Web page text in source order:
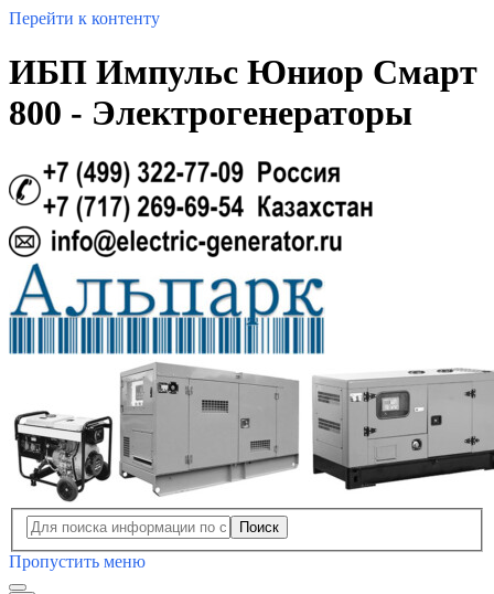
Перейти к контенту
ИБП Импульс Юниор Смарт
800 - Электрогенераторы
Поиск
Пропустить меню